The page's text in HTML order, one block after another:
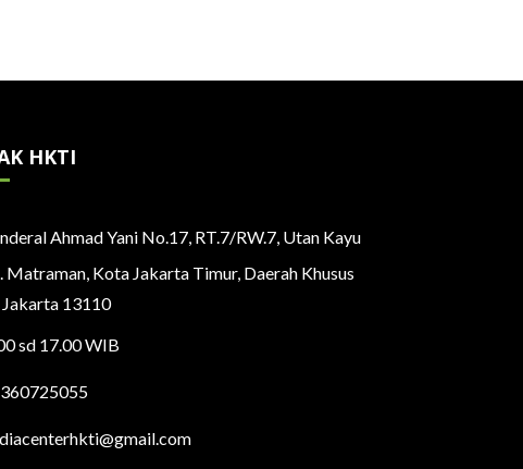
HKTI
Ahmad Yani No.17, RT.7/RW.7, Utan Kayu
Matraman, Kota Jakarta Timur, Daerah Khusus
13110
sd 17.00 WIB